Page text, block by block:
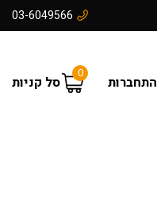
03-6049566
התחברות
0
סל קניות